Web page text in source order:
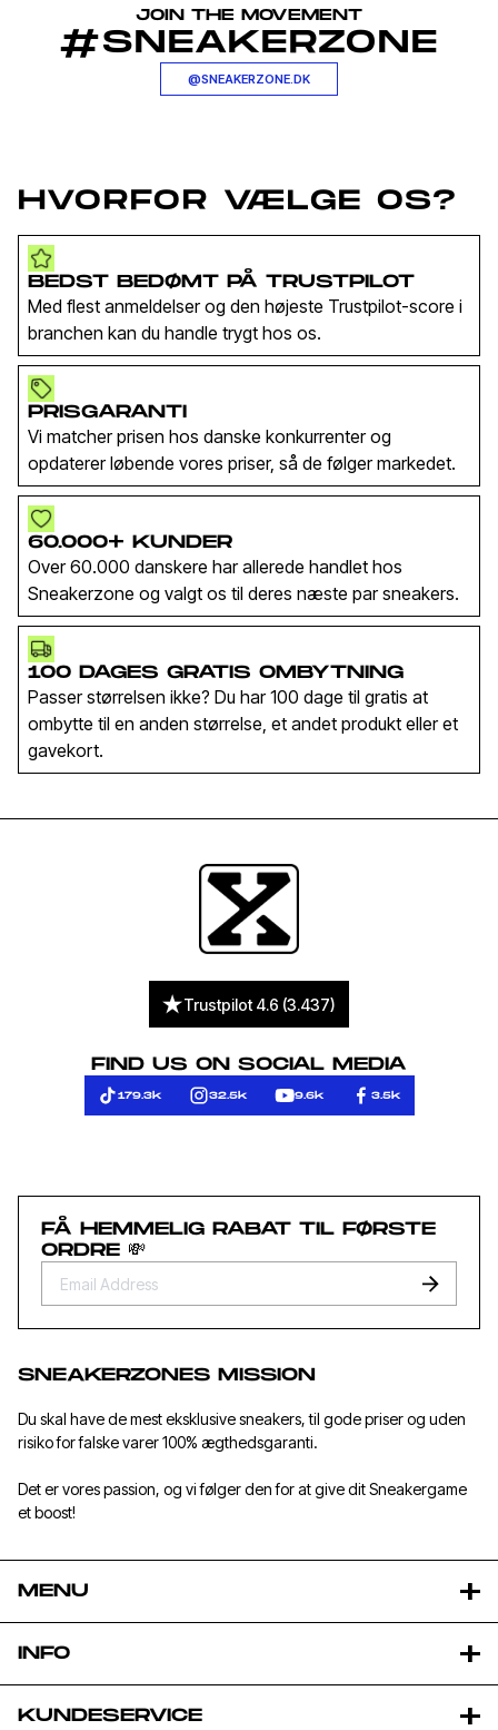
JOIN THE MOVEMENT
#SNEAKERZONE
@SNEAKERZONE.DK
HVORFOR VÆLGE OS?
BEDST BEDØMT PÅ TRUSTPILOT
Med flest anmeldelser og den højeste Trustpilot-score i
branchen kan du handle trygt hos os.
PRISGARANTI
Vi matcher prisen hos danske konkurrenter og
opdaterer løbende vores priser, så de følger markedet.
60.000+ KUNDER
Over 60.000 danskere har allerede handlet hos
Sneakerzone og valgt os til deres næste par sneakers.
100 DAGES GRATIS OMBYTNING
Passer størrelsen ikke? Du har 100 dage til gratis at
ombytte til en anden størrelse, et andet produkt eller et
gavekort.
Trustpilot 4.6 (3.437)
FIND US ON SOCIAL MEDIA
179.3k 32.5k 9.6k 3.5k
FÅ HEMMELIG RABAT TIL FØRSTE
ORDRE 💸
SNEAKERZONES MISSION
Du skal have de mest eksklusive sneakers, til gode priser og uden
risiko for falske varer 100% ægthedsgaranti.
Det er vores passion, og vi følger den for at give dit Sneakergame
et boost!
MENU
INFO
KUNDESERVICE